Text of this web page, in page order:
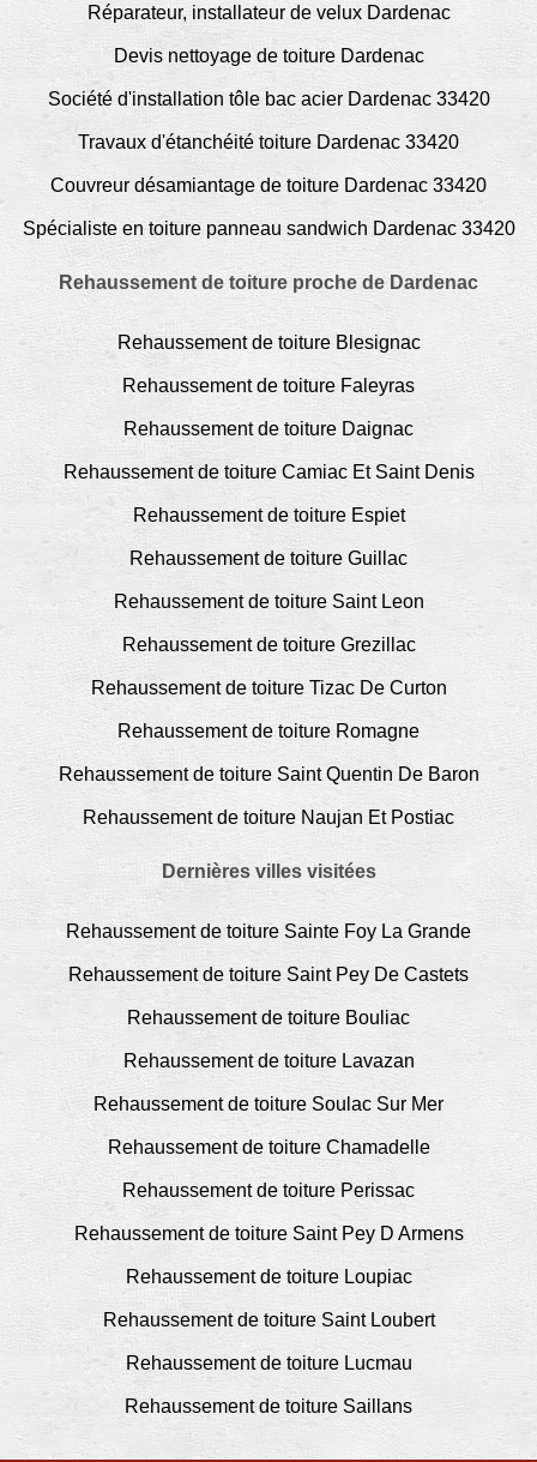
Réparateur, installateur de velux Dardenac
Devis nettoyage de toiture Dardenac
Société d'installation tôle bac acier Dardenac 33420
Travaux d'étanchéité toiture Dardenac 33420
Couvreur désamiantage de toiture Dardenac 33420
Spécialiste en toiture panneau sandwich Dardenac 33420
Rehaussement de toiture proche de Dardenac
Rehaussement de toiture Blesignac
Rehaussement de toiture Faleyras
Rehaussement de toiture Daignac
Rehaussement de toiture Camiac Et Saint Denis
Rehaussement de toiture Espiet
Rehaussement de toiture Guillac
Rehaussement de toiture Saint Leon
Rehaussement de toiture Grezillac
Rehaussement de toiture Tizac De Curton
Rehaussement de toiture Romagne
Rehaussement de toiture Saint Quentin De Baron
Rehaussement de toiture Naujan Et Postiac
Dernières villes visitées
Rehaussement de toiture Sainte Foy La Grande
Rehaussement de toiture Saint Pey De Castets
Rehaussement de toiture Bouliac
Rehaussement de toiture Lavazan
Rehaussement de toiture Soulac Sur Mer
Rehaussement de toiture Chamadelle
Rehaussement de toiture Perissac
Rehaussement de toiture Saint Pey D Armens
Rehaussement de toiture Loupiac
Rehaussement de toiture Saint Loubert
Rehaussement de toiture Lucmau
Rehaussement de toiture Saillans